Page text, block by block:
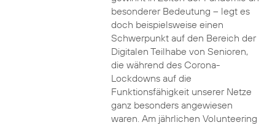
besonderer Bedeutung – legt es
doch beispielsweise einen
Schwerpunkt auf den Bereich der
Digitalen Teilhabe von Senioren,
die während des Corona-
Lockdowns auf die
Funktionsfähigkeit unserer Netze
ganz besonders angewiesen
waren. Am jährlichen Volunteering